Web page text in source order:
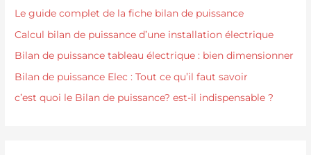
Le guide complet de la fiche bilan de puissance
Calcul bilan de puissance d’une installation électrique
Bilan de puissance tableau électrique : bien dimensionner
Bilan de puissance Elec : Tout ce qu’il faut savoir
c’est quoi le Bilan de puissance? est-il indispensable ?